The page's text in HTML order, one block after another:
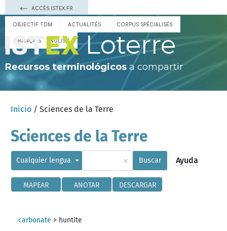
ACCÈS ISTEX.FR
OBJECTIF TDM ACTUALITÉS CORPUS SPÉCIALISÉS
FRANÇAIS ENGLISH Loterre
Recursos terminológicos a compartir
Inicio / Sciences de la Terre
Sciences de la Terre
Cualquier lengua × Buscar Ayuda
MAPEAR ANOTAR DESCARGAR
carbonate > huntite